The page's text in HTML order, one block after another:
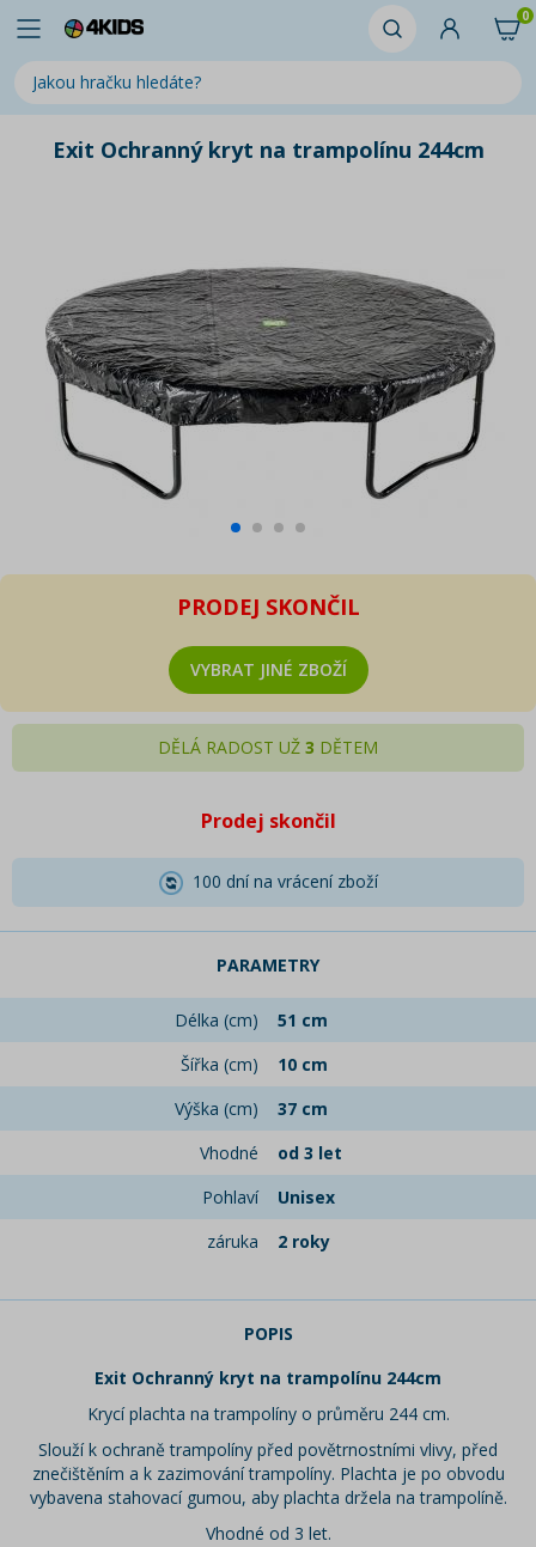
0
Exit Ochranný kryt na trampolínu 244cm
PRODEJ SKONČIL
VYBRAT JINÉ ZBOŽÍ
DĚLÁ RADOST UŽ 3 DĚTEM
Prodej skončil
100 dní na vrácení zboží
PARAMETRY
Délka (cm)
51 cm
Šířka (cm)
10 cm
Výška (cm)
37 cm
Vhodné
od 3 let
Pohlaví
Unisex
záruka
2 roky
POPIS
Exit Ochranný kryt na trampolínu 244cm
Krycí plachta na trampolíny o průměru 244 cm.
Slouží k ochraně trampolíny před povětrnostními vlivy, před
znečištěním a k zazimování trampolíny. Plachta je po obvodu
vybavena stahovací gumou, aby plachta držela na trampolíně.
Vhodné od 3 let.